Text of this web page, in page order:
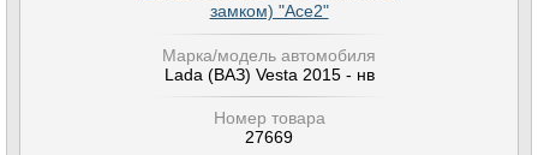
замком) "Ace2"
Марка/модель автомобиля
Lada (ВАЗ) Vesta 2015 - нв
Номер товара
27669